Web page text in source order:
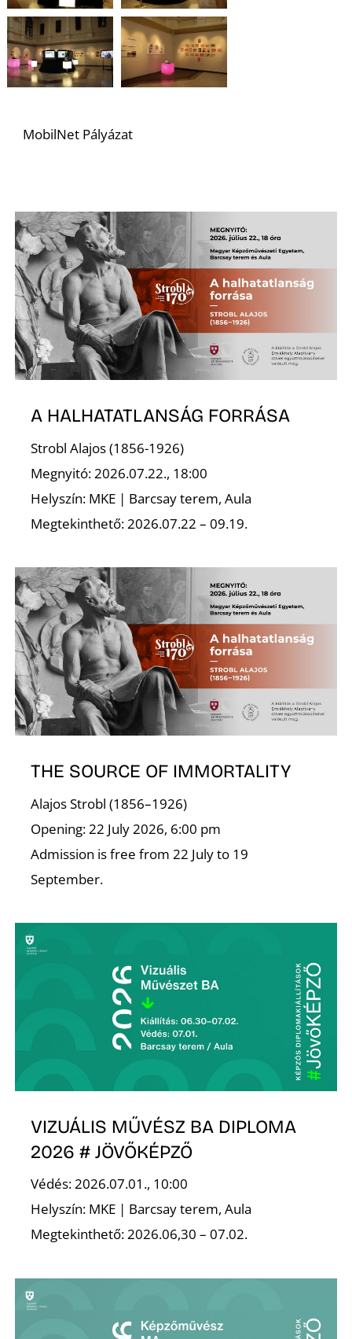
MobilNet Pályázat
A HALHATATLANSÁG FORRÁSA
Strobl Alajos (1856-1926)
Megnyitó: 2026.07.22., 18:00
Helyszín: MKE | Barcsay terem, Aula
Megtekinthető: 2026.07.22 – 09.19.
THE SOURCE OF IMMORTALITY
Alajos Strobl (1856–1926)
Opening: 22 July 2026, 6:00 pm
Admission is free from 22 July to 19
September.
VIZUÁLIS MŰVÉSZ BA DIPLOMA
2026 # JÖVŐKÉPZŐ
Védés: 2026.07.01., 10:00
Helyszín: MKE | Barcsay terem, Aula
Megtekinthető: 2026.06,30 – 07.02.